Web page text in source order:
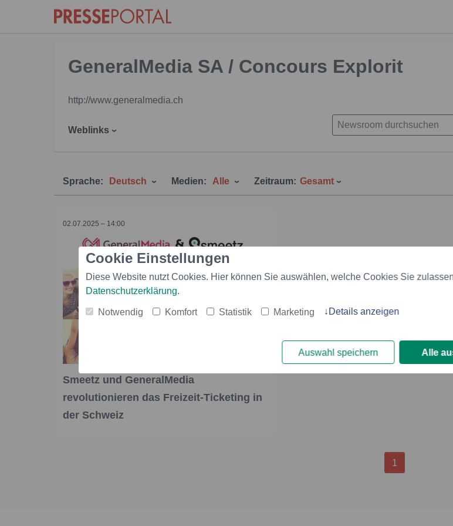
GeneralMedia SA / Concours Explorit
http://www.generalmedia.ch
Weblinks
Sprache: Deutsch Medien: Alle Zeitraum: Gesamt
02.07.2025 – 14:00
Smeetz und GeneralMedia
revolutionieren das Freizeit-Ticketing in
der Schweiz
1
Cookie Einstellungen
Diese Website nutzt Cookies. Hier können Sie auswählen, welche Cookies Sie
Datenschutzerklärung.
Notwendig Komfort Statistik Marketing Details anzeigen
Auswahl speichern Alle